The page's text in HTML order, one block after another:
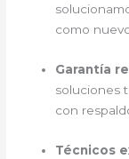
como
Garantía
soluciones
con
Técnicos